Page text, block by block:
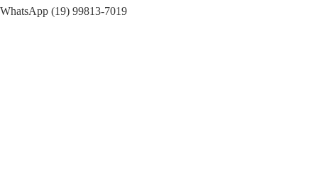
WhatsApp (19) 99813-7019